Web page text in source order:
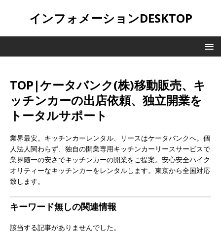
インフォメーションDESKTOP
TOP|ケータバンク(株)移動販売、キ
ッチンカーの出店依頼、独立開業を
トータルサポート
業界最安。キッチンカーレンタル、リースはケータバンクへ。個
人法人関わらず、独自の開業専用キッチンカーリースサービスで
業界随一の安さでキッチンカーの開業をご提案。安心安全ハイク
オリティーなキッチンカーをレンタルします。東京から全国対応
致します。
キーワード無しの関連情報
該当する記事がありませんでした。